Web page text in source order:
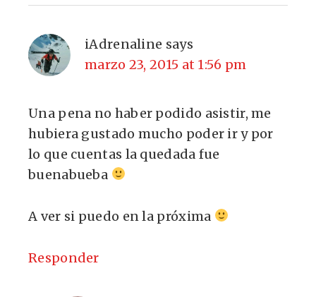
iAdrenaline says
marzo 23, 2015 at 1:56 pm
Una pena no haber podido asistir, me
hubiera gustado mucho poder ir y por
lo que cuentas la quedada fue
buenabueba
A ver si puedo en la próxima
Responder